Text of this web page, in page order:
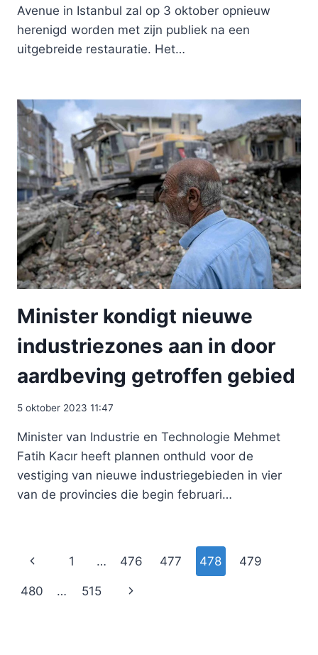
Avenue in Istanbul zal op 3 oktober opnieuw
herenigd worden met zijn publiek na een
uitgebreide restauratie. Het…
Minister kondigt nieuwe
industriezones aan in door
aardbeving getroffen gebied
5 oktober 2023 11:47
Minister van Industrie en Technologie Mehmet
Fatih Kacır heeft plannen onthuld voor de
vestiging van nieuwe industriegebieden in vier
van de provincies die begin februari…
Paginanavigatie
Vorige
pagina
1 … 476 477 478 479
480 … 515
Volgende